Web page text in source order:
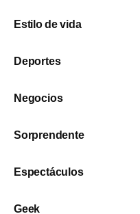
Estilo de vida
Deportes
Negocios
Sorprendente
Espectáculos
Geek